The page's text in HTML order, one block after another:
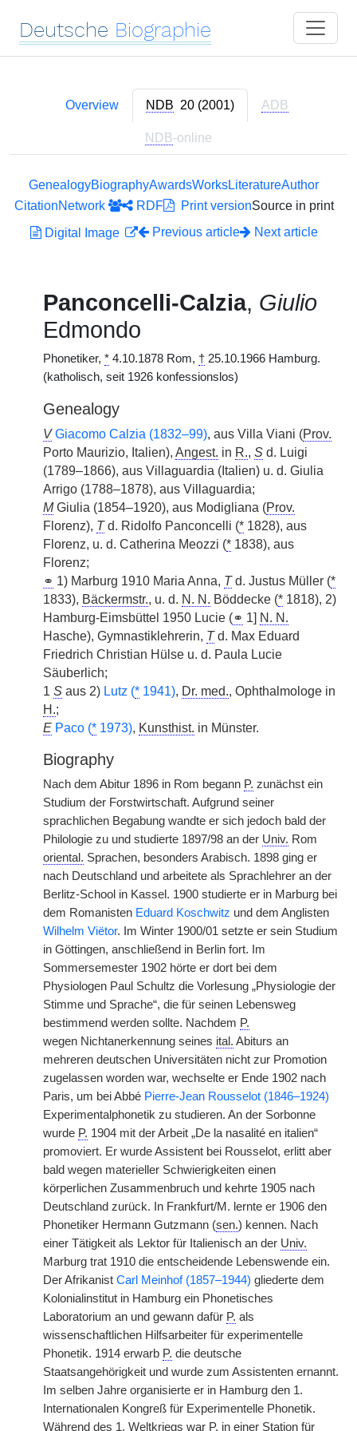
Deutsche Biographie
Overview NDB 20 (2001) ADB
NDB-online
GenealogyBiographyAwardsWorksLiteratureAuthor
CitationNetwork RDF Print versionSource in print
Digital Image
Previous article Next article
Panconcelli-Calzia, Giulio
Edmondo
Phonetiker, * 4.10.1878 Rom, † 25.10.1966 Hamburg.
(katholisch, seit 1926 konfessionslos)
Genealogy
V Giacomo Calzia (1832–99), aus Villa Viani (Prov.
Porto Maurizio, Italien), Angest. in R., S d. Luigi
(1789–1866), aus Villaguardia (Italien) u. d. Giulia
Arrigo (1788–1878), aus Villaguardia;
MGiulia (1854–1920), aus Modigliana (Prov.
Florenz), Td. Ridolfo Panconcelli (* 1828), aus
Florenz, u. d. Catherina Meozzi (* 1838), aus
Florenz;
⚭ 1) Marburg 1910 Maria Anna, Td. Justus Müller (*
1833), Bäckermstr., u. d. N. N. Böddecke (* 1818), 2)
Hamburg-Eimsbüttel 1950 Lucie (⚭ 1] N. N.
Hasche), Gymnastiklehrerin, Td. Max Eduard
Friedrich Christian Hülse u. d. Paula Lucie
Säuberlich;
1 S aus 2) Lutz (* 1941), Dr. med., Ophthalmologe in
H.;
E Paco (* 1973), Kunsthist. in Münster.
Biography
Nach dem Abitur 1896 in Rom begann P. zunächst ein
Studium der Forstwirtschaft. Aufgrund seiner
sprachlichen Begabung wandte er sich jedoch bald der
Philologie zu und studierte 1897/98 an der Univ. Rom
oriental. Sprachen, besonders Arabisch. 1898 ging er
nach Deutschland und arbeitete als Sprachlehrer an der
Berlitz-School in Kassel. 1900 studierte er in Marburg bei
dem Romanisten Eduard Koschwitz und dem Anglisten
Wilhelm Viëtor. Im Winter 1900/01 setzte er sein Studium
in Göttingen, anschließend in Berlin fort. Im
Sommersemester 1902 hörte er dort bei dem
Physiologen Paul Schultz die Vorlesung „Physiologie der
Stimme und Sprache“, die für seinen Lebensweg
bestimmend werden sollte. Nachdem P.
wegen Nichtanerkennung seines ital. Abiturs an
mehreren deutschen Universitäten nicht zur Promotion
zugelassen worden war, wechselte er Ende 1902 nach
Paris, um bei Abbé Pierre-Jean Rousselot (1846–1924)
Experimentalphonetik zu studieren. An der Sorbonne
wurde P. 1904 mit der Arbeit „De la nasalité en italien“
promoviert. Er wurde Assistent bei Rousselot, erlitt aber
bald wegen materieller Schwierigkeiten einen
körperlichen Zusammenbruch und kehrte 1905 nach
Deutschland zurück. In Frankfurt/M. lernte er 1906 den
Phonetiker Hermann Gutzmann (sen.) kennen. Nach
einer Tätigkeit als Lektor für Italienisch an der Univ.
Marburg trat 1910 die entscheidende Lebenswende ein.
Der Afrikanist Carl Meinhof (1857–1944) gliederte dem
Kolonialinstitut in Hamburg ein Phonetisches
Laboratorium an und gewann dafür P. als
wissenschaftlichen Hilfsarbeiter für experimentelle
Phonetik. 1914 erwarb P. die deutsche
Staatsangehörigkeit und wurde zum Assistenten ernannt.
Im selben Jahre organisierte er in Hamburg den 1.
Internationalen Kongreß für Experimentelle Phonetik.
Während des 1. Weltkriegs war P. in einer Station für